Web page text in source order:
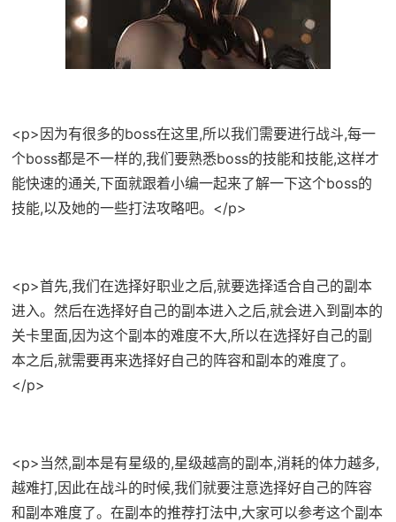
<p>因为有很多的boss在这里,所以我们需要进行战斗,每一
个boss都是不一样的,我们要熟悉boss的技能和技能,这样才
能快速的通关,下面就跟着小编一起来了解一下这个boss的
技能,以及她的一些打法攻略吧。</p>
<p>首先,我们在选择好职业之后,就要选择适合自己的副本
进入。然后在选择好自己的副本进入之后,就会进入到副本的
关卡里面,因为这个副本的难度不大,所以在选择好自己的副
本之后,就需要再来选择好自己的阵容和副本的难度了。
</p>
<p>当然,副本是有星级的,星级越高的副本,消耗的体力越多,
越难打,因此在战斗的时候,我们就要注意选择好自己的阵容
和副本难度了。在副本的推荐打法中,大家可以参考这个副本